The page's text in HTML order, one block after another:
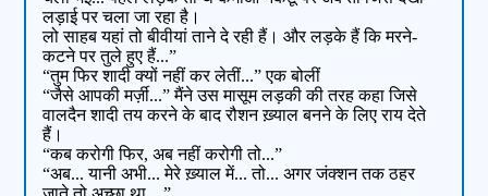
लड़ाई पर चला जा रहा है।
लो साहब यहां तो बीवीयां ताने दे रही हैं। और लड़के हैं कि मरने-
कटने पर तुले हुए हैं...”
“तुम फिर शादी क्यों नहीं कर लेतीं...” एक बोलीं
“जैसे आपकी मर्ज़ी...” मैंने उस मासूम लड़की की तरह कहा जिसे
वालदैन शादी तय करने के बाद रौशन ख़्याल बनने के लिए राय देते
हैं।
“कब करोगी फिर, अब नहीं करोगी तो...”
“अब... यानी अभी... मेरे ख़्याल में... तो... अगर जंक्शन तक ठहर